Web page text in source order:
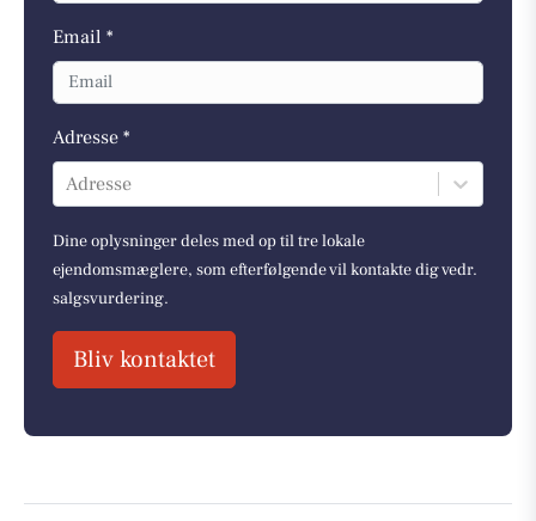
Email *
Adresse *
Adresse
Dine oplysninger deles med op til tre lokale
ejendomsmæglere, som efterfølgende vil kontakte dig vedr.
salgsvurdering.
Bliv kontaktet